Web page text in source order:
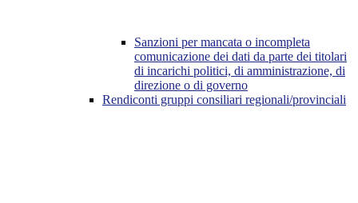
Sanzioni per mancata o incompleta
comunicazione dei dati da parte dei titolari
di incarichi politici, di amministrazione, di
direzione o di governo
Rendiconti gruppi consiliari regionali/provinciali